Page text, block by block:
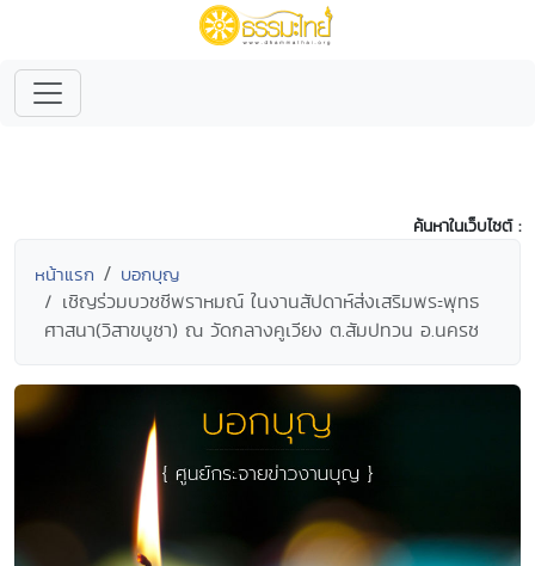
ค้นหาในเว็บไซต์ :
หน้าแรก บอกบุญ
เชิญร่วมบวชชีพราหมณ์ ในงานสัปดาห์ส่งเสริมพระพุทธ
ศาสนา(วิสาขบูชา) ณ วัดกลางคูเวียง ต.สัมปทวน อ.นครช